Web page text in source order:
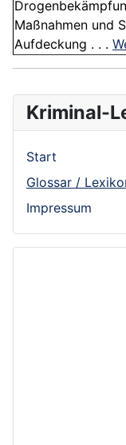
Maßnahmen und
Aufdeckung . . .
Kriminal-
Start
Glossar /
Impressum